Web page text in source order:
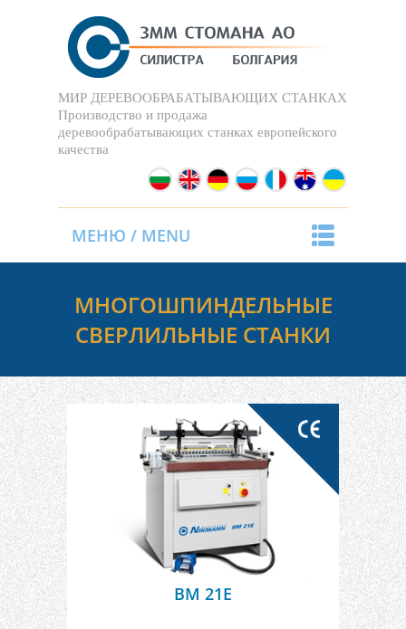
МИР ДЕРЕВООБРАБАТЫВАЮЩИХ СТАНКАХ
Производство и продажа
деревообрабатывающих станках европейского
качества
МЕНЮ / MENU
МНОГОШПИНДЕЛЬНЫЕ
СВЕРЛИЛЬНЫЕ СТАНКИ
BM 21E